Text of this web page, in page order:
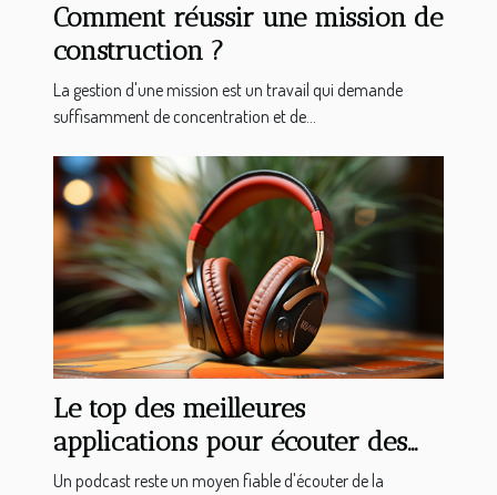
Comment réussir une mission de
construction ?
La gestion d'une mission est un travail qui demande
suffisamment de concentration et de...
Le top des meilleures
applications pour écouter des
podcasts sur votre Android
Un podcast reste un moyen fiable d'écouter de la